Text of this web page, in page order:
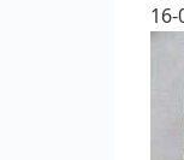
16-